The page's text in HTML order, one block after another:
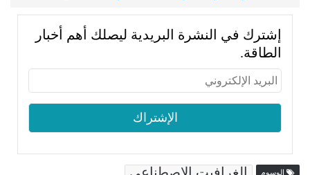
إشترك في النشرة البريدية ليصلك أهم أخبار
الطاقة.
الوسوم